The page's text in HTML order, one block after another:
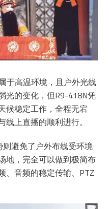
于高温环境，且户外光线
光的变化，但R9-418N凭
候稳定工作，全程无宕
上直播的顺利进行。
避免了户外布线受环境
地，完全可以做到极简布
、音频的稳定传输、PTZ